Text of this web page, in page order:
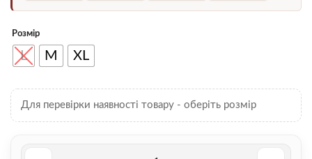
Розмір
L M XL
Для перевірки наявності товару - оберіть розмір